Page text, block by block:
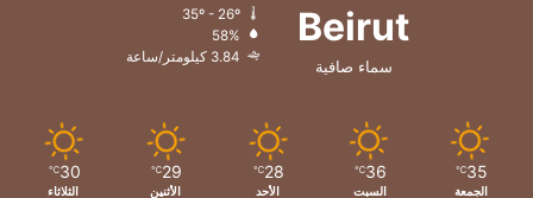
Beirut
سماء صافية
58%
3.84 كيلومتر/ساعة
35
℃
الجمعة
36
℃
السبت
28
℃
الأحد
29
℃
الأثنين
30
℃
الثلاثاء